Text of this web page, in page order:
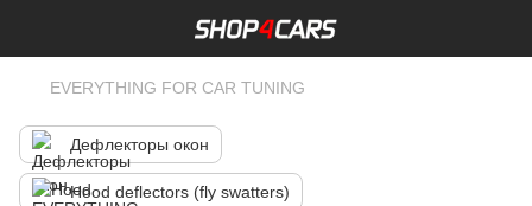
EVERYTHING FOR CAR TUNING
Дефлекторы окон
Hood deflectors (fly swatters)